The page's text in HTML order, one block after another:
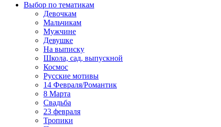
Выбор по тематикам
Девочкам
Мальчикам
Мужчине
Девушке
На выписку
Школа, сад, выпускной
Космос
Русские мотивы
14 Февраля/Романтик
8 Марта
Свадьба
23 февраля
Тропики